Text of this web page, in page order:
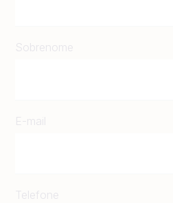
Sobrenome
E-mail
Telefone